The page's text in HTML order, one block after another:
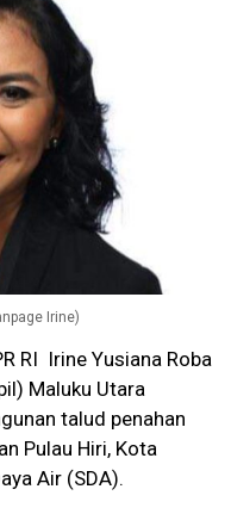
Irine)
RI Irine Yusiana Roba
Maluku Utara
talud penahan
Pulau Hiri, Kota
Air (SDA).